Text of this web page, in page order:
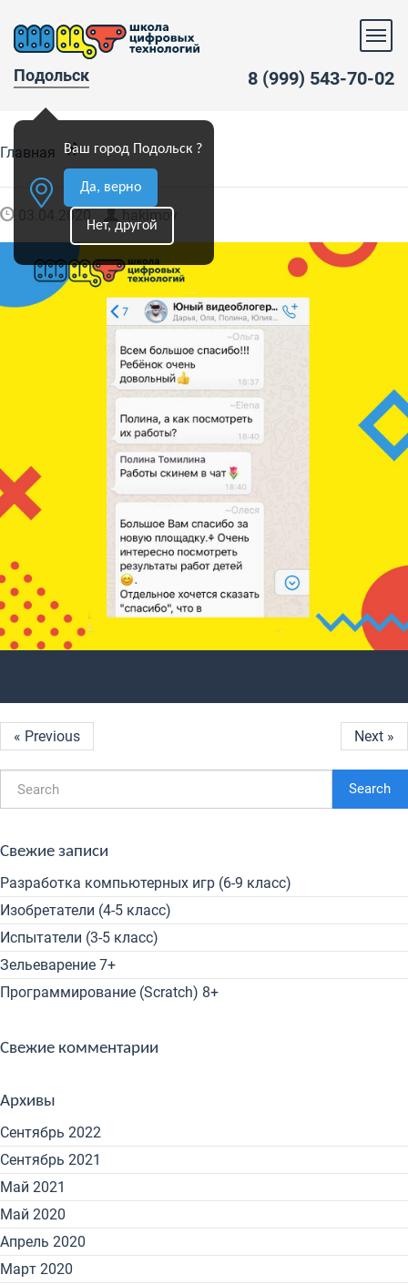
Подольск
Ваш город Подольск ?
Да, верно
Нет, другой
8 (999) 543-70-02
Главная »
03.04.2020 hakimov
« Previous Next »
Search
Свежие записи
Разработка компьютерных игр (6-9 класс)
Изобретатели (4-5 класс)
Испытатели (3-5 класс)
Зельеварение 7+
Программирование (Scratch) 8+
Свежие комментарии
Архивы
Сентябрь 2022
Сентябрь 2021
Май 2021
Май 2020
Апрель 2020
Март 2020